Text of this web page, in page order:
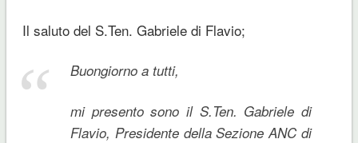
Il saluto del S.Ten. Gabriele di Flavio;
Buongiorno a tutti,
mi presento sono il S.Ten. Gabriele di
Flavio, Presidente della Sezione ANC di